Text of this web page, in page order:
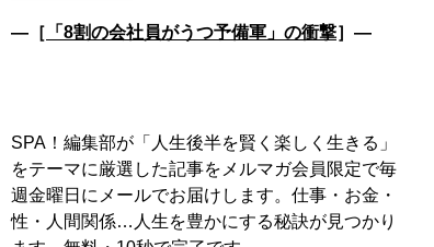
―［ 「8割の会社員がうつ予備軍」の衝撃］―
SPA！編集部が「人生後半を賢く楽しく生きる」
をテーマに厳選した記事をメルマガ会員限定で毎
週金曜日にメールでお届けします。仕事・お金・
性・人間関係…人生を豊かにする秘訣が見つかり